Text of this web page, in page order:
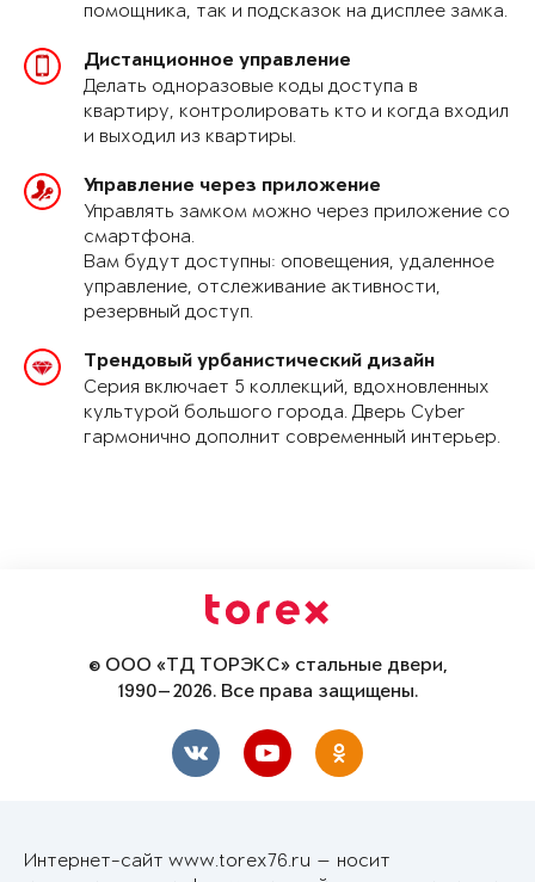
помощника, так и подсказок на дисплее замка.
Дистанционное управление
Делать одноразовые коды доступа в
квартиру, контролировать кто и когда входил
и выходил из квартиры.
Управление через приложение
Управлять замком можно через приложение со
смартфона.
Вам будут доступны: оповещения, удаленное
управление, отслеживание активности,
резервный доступ.
Трендовый урбанистический дизайн
Серия включает 5 коллекций, вдохновленных
культурой большого города. Дверь Cyber
гармонично дополнит современный интерьер.
© ООО «ТД ТОРЭКС» стальные двери,
1990—2026. Все права защищены.
Интернет-сайт www.torex76.ru — носит